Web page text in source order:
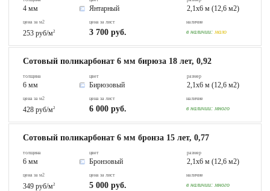
4 мм Янтарный 2,1х6 м (12,6 м2)
цена за м2
253 руб/м2
цена за лист
3 700 руб.
наличие
в наличии: мало
Сотовый поликарбонат 6 мм бирюза 18 лет, 0,92
толщина
6 мм
цвет
Бирюзовый
размер
2,1х6 м (12,6 м2)
цена за м2
428 руб/м2
цена за лист
6 000 руб.
наличие
в наличии: много
Сотовый поликарбонат 6 мм бронза 15 лет, 0,77
толщина
6 мм
цвет
Бронзовый
размер
2,1х6 м (12,6 м2)
цена за м2
349 руб/м2
цена за лист
5 000 руб.
наличие
в наличии: много